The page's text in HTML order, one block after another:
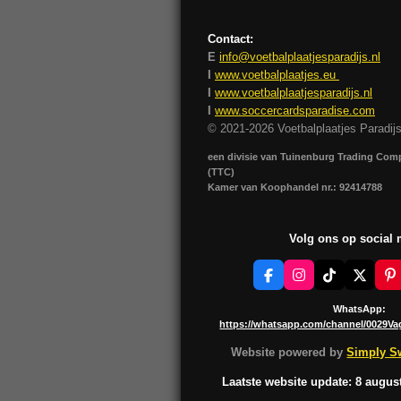
Contact:
E info@voetbalplaatjesparadijs.nl
I www.voetbalplaatjes.eu
I www.voetbalplaatjesparadijs.nl
I www.soccercardsparadise.com
© 2021-2026 Voetbalplaatjes Paradijs
een divisie van Tuinenburg Trading
(TTC)
Kamer van Koophandel nr.: 92414788
Volg ons op social
F
a
e
b
o
o
I
n
t
a
g
r
m
T
k
T
o
k
X
P
i
t
e
r
e
t
WhatsApp:
https://whatsapp.com/channel/
Website powered bySimply
Laatste website update: 8